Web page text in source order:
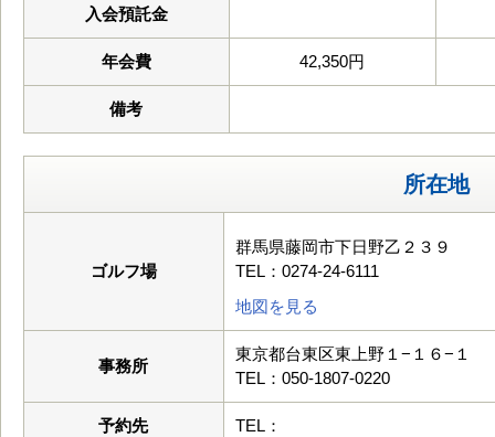
入会預託金
年会費 42,350円
備考
所在地
ゴルフ場
群馬県藤岡市下日野乙２３９
TEL：0274-24-6111
地図を見る
事務所
東京都台東区東上野１−１６−１
TEL：050-1807-0220
予約先 TEL：